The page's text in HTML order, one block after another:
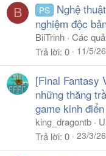
B PS
Nghệ
nghiệm độc
BiiTrinh Các
Trả lời 0 11/5/26
[Final Fantasy
những thăng
game kinh điển
king_dragontb
Trả lời 0 23/3/26